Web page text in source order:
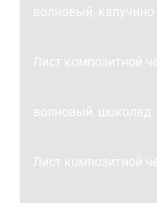
волновый, капучино
Лист композитной
волновый, шоколад
Лист композитной